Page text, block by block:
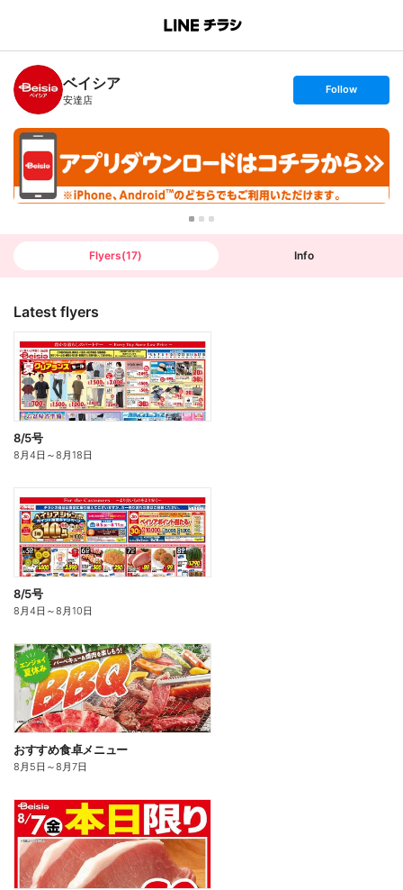
B
n
c
h
T
ベイシア
安達店
s
t
o
o
w
Follow
Flyers(17) Info
Latest flyers
8/5号
8月4日 ～8月18日
8/5号
8月4日 ～8月10日
おすすめ食卓メニュー
8月5日 ～8月7日